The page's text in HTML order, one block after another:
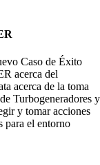
Caso de Éxito
acerca del
acerca de la toma
Turbogeneradores y
y tomar acciones
para el entorno